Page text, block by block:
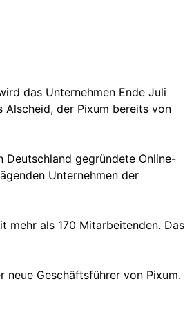
das Unternehmen Ende Juli
Alscheid, der Pixum bereits von
gegründete Online-
Unternehmen der
mehr als 170 Mitarbeitenden. Das
neue Geschäftsführer von Pixum.